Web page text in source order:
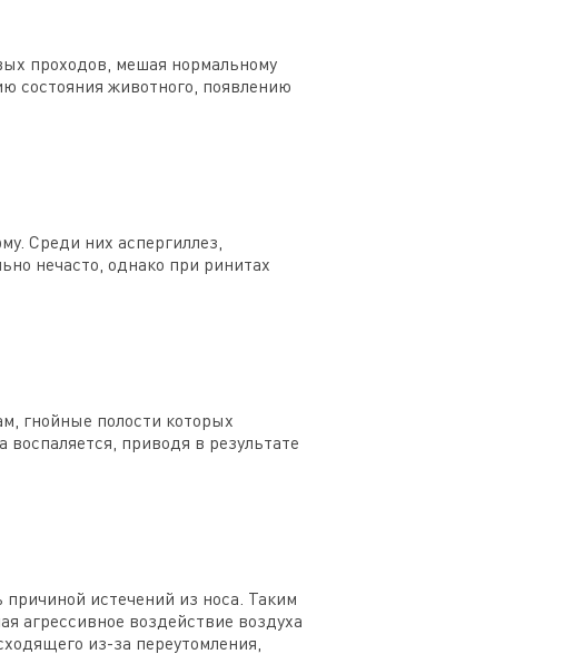
проходов, мешая нормальному
состояния животного, появлению
Среди них аспергиллез,
нечасто, однако при ринитах
гнойные полости которых
приводя в результате
истечений из носа. Таким
агрессивное воздействие воздуха
из-за переутомления,